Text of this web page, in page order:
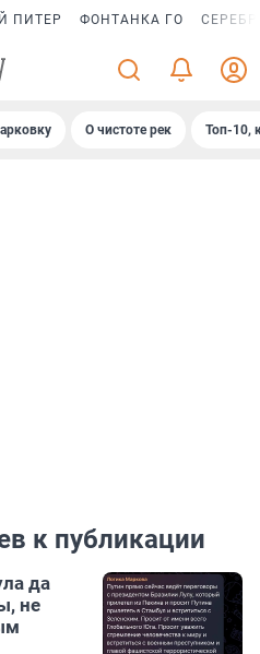
ПИТЕР ФОНТАНКА ГО
О чистоте рек Топ-10,
к публикации
да
не